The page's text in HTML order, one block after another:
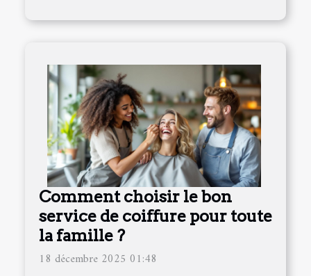
Comment choisir le bon
service de coiffure pour toute
la famille ?
18 décembre 2025 01:48